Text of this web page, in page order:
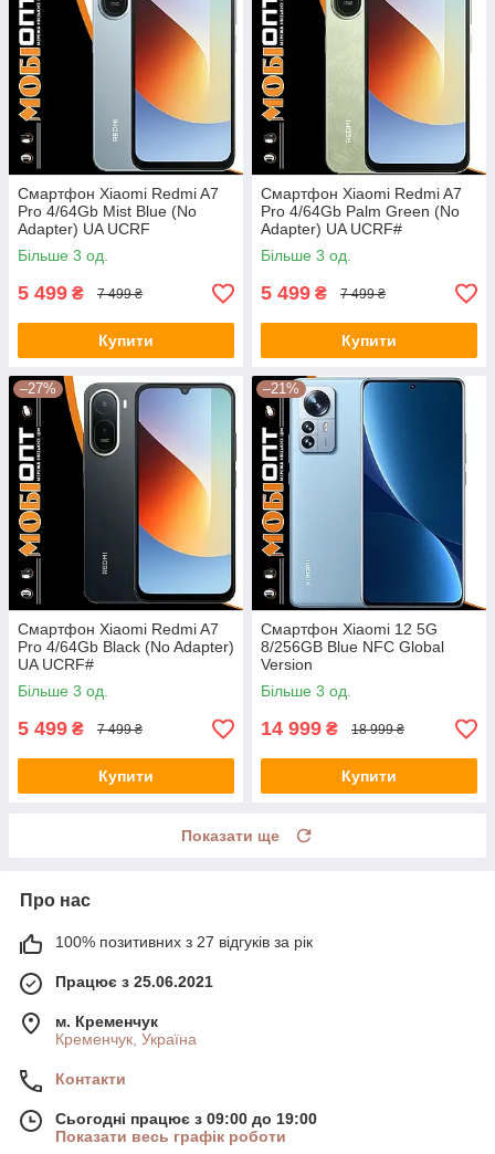
Смартфон Xiaomi Redmi A7
Pro 4/64Gb Mist Blue (No
Adapter) UA UCRF
Більше 3 од.
5 499 ₴ 7 499 ₴
Купити
Смартфон Xiaomi Redmi A7
Pro 4/64Gb Palm Green (No
Adapter) UA UCRF#
Більше 3 од.
5 499 ₴ 7 499 ₴
Купити
–27%
Смартфон Xiaomi Redmi A7
Pro 4/64Gb Black (No Adapter)
UA UCRF#
Більше 3 од.
5 499 ₴ 7 499 ₴
Купити
–21%
Смартфон Xiaomi 12 5G
8/256GB Blue NFC Global
Version
Більше 3 од.
14 999 ₴ 18 999 ₴
Купити
Показати ще
Про нас
100% позитивних з 27 відгуків за рік
Працює з 25.06.2021
м. Кременчук
Кременчук, Україна
Контакти
Сьогодні працює з 09:00 до 19:00
Показати весь графік роботи